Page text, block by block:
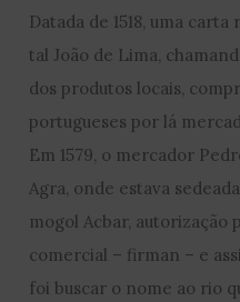
Datada de 1518, uma
tal João de Lima,
dos produtos locais,
portugueses por lá
Em 1579, o mercador
Agra, onde estava
mogol Acbar, autorização
comercial – firman – e
foi buscar o nome ao rio